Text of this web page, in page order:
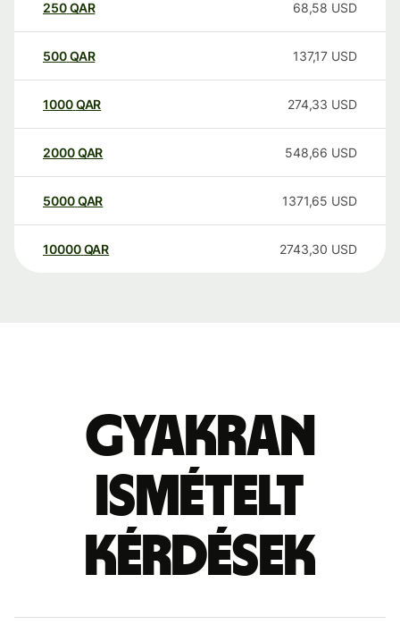
250QAR 68,58 USD
500QAR 137,17 USD
1000QAR 274,33 USD
2000QAR 548,66 USD
5000QAR 1371,65 USD
10000 QAR 2743,30 USD
Gyakran
ismételt
kérdések